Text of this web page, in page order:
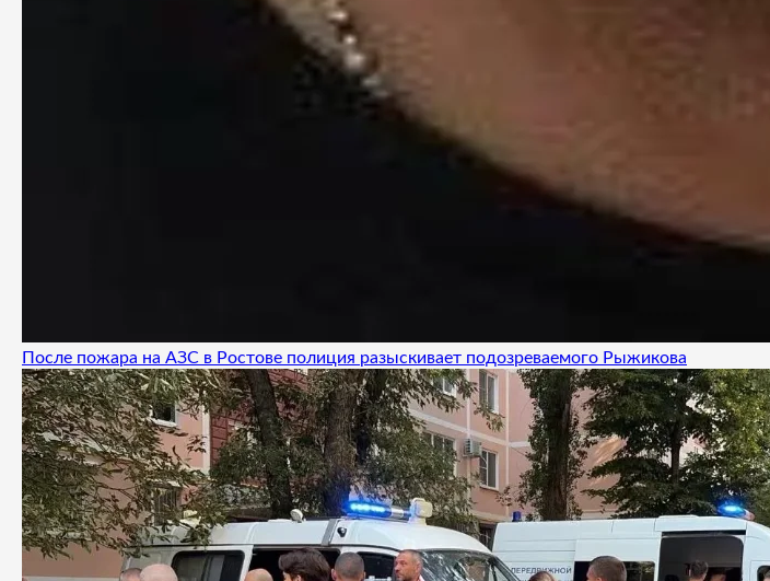
После пожара на АЗС в Ростове полиция разыскивает подозреваемого Рыжикова